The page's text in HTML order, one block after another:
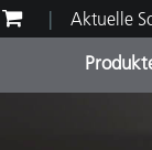
Aktuelle